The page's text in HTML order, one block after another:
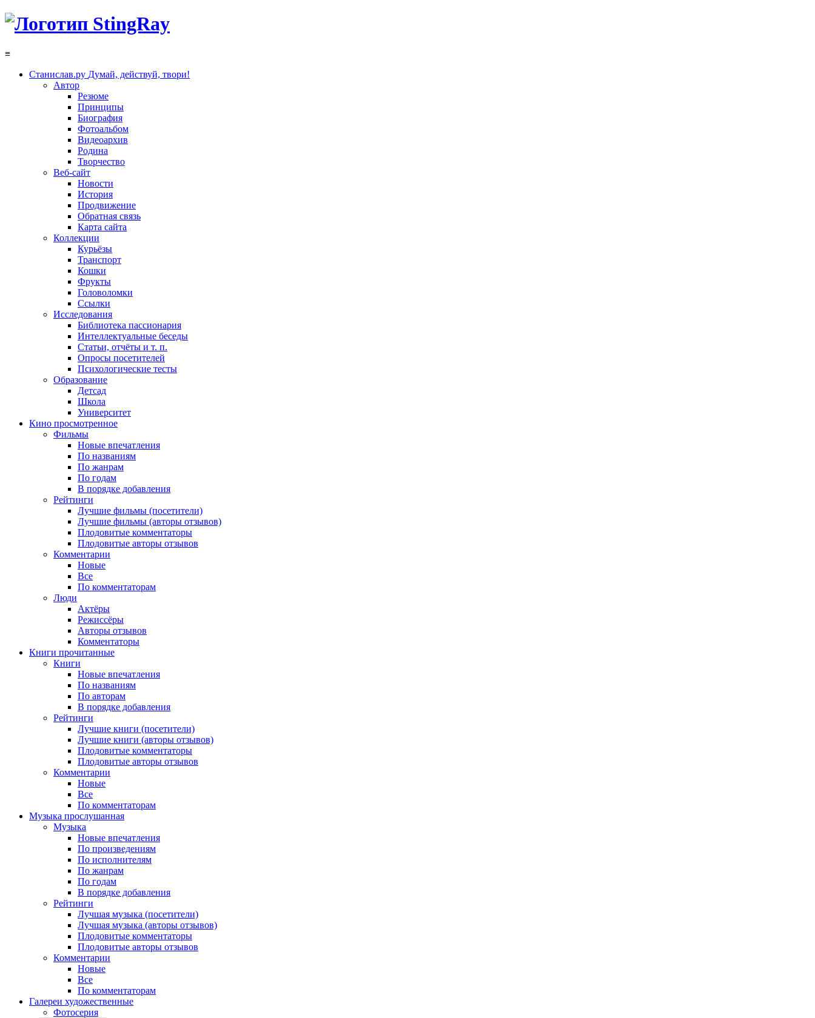
≡
Станислав.ру Думай, действуй, твори!
Автор
Резюме
Принципы
Биография
Фотоальбом
Видеоархив
Родина
Творчество
Веб-сайт
Новости
История
Продвижение
Обратная связь
Карта сайта
Коллекции
Курьёзы
Транспорт
Кошки
Фрукты
Головоломки
Ссылки
Исследования
Библиотека пассионария
Интеллектуальные беседы
Статьи, отчёты и т. п.
Опросы посетителей
Психологические тесты
Образование
Детсад
Школа
Университет
Кино просмотренное
Фильмы
Новые впечатления
По названиям
По жанрам
По годам
В порядке добавления
Рейтинги
Лучшие фильмы (посетители)
Лучшие фильмы (авторы отзывов)
Плодовитые комментаторы
Плодовитые авторы отзывов
Комментарии
Новые
Все
По комментаторам
Люди
Актёры
Режиссёры
Авторы отзывов
Комментаторы
Книги прочитанные
Книги
Новые впечатления
По названиям
По авторам
В порядке добавления
Рейтинги
Лучшие книги (посетители)
Лучшие книги (авторы отзывов)
Плодовитые комментаторы
Плодовитые авторы отзывов
Комментарии
Новые
Все
По комментаторам
Музыка прослушанная
Музыка
Новые впечатления
По произведениям
По исполнителям
По жанрам
По годам
В порядке добавления
Рейтинги
Лучшая музыка (посетители)
Лучшая музыка (авторы отзывов)
Плодовитые комментаторы
Плодовитые авторы отзывов
Комментарии
Новые
Все
По комментаторам
Галереи художественные
Фотосерия